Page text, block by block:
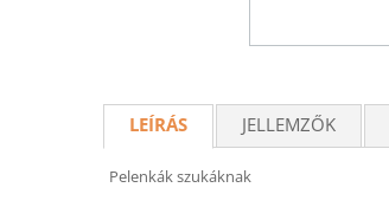
LEÍRÁS JELLEMZŐK
Pelenkák szukáknak